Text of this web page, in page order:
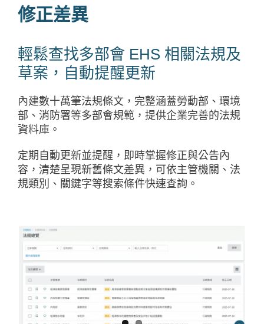
修正差異
輕鬆查找多部會 EHS 相關法規及
草案，自動提醒更新
內建數十萬筆法規條文，完整涵蓋勞動部、環境
部、消防署等多部會規範，提供企業完善的法規
資料庫。
定期自動更新並提醒，即時掌握修正與公告內
容，清楚呈現新舊條文差異，可依主管機關、法
規類別、關鍵字等搜索條件快速查詢。​